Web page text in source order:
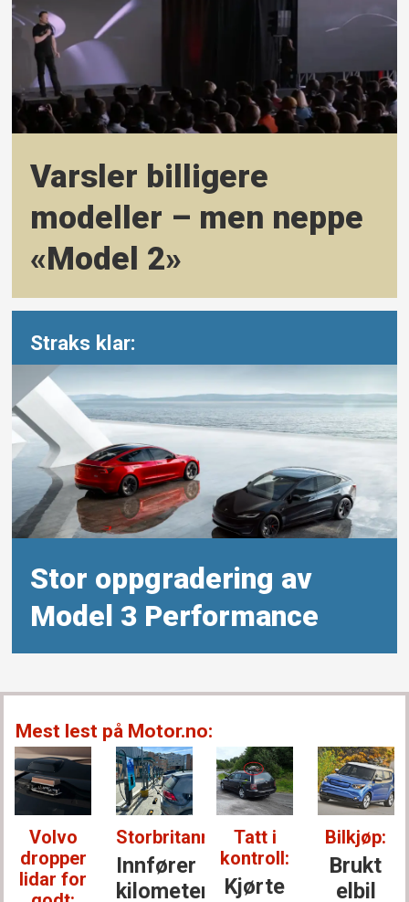
Varsler billigere
modeller – men neppe
«Model 2»
Straks klar:
Stor oppgradering av
Model 3 Performance
Mest lest på Motor.no:
Volvo
dropper
lidar for
Storbritannia:
Innfører
kilometer­
Tatt i
kontroll:
Kjørte
Bilkjøp:
Brukt
elbil